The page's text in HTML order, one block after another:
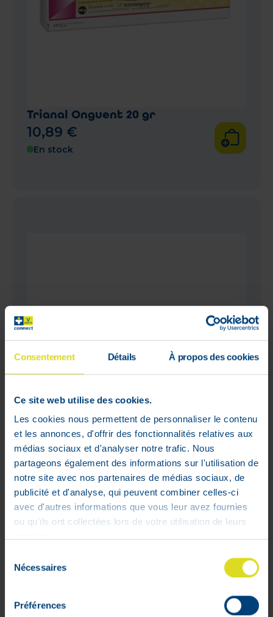
Consentement Détails À propos des cookies
Ce site web utilise des cookies.
Les cookies nous permettent de personnaliser le contenu
et les annonces, d'offrir des fonctionnalités relatives aux
médias sociaux et d'analyser notre trafic. Nous
partageons également des informations sur l'utilisation de
notre site avec nos partenaires de médias sociaux, de
publicité et d'analyse, qui peuvent combiner celles-ci
avec d'autres informations que vous leur avez fournies
ou qu'ils ont collectées lors de votre utilisation de leurs
Nécessaires
Préférences
Trianal Onguent 20 gr
10,89 €
En stock
Scheriproct Onguent 30 g
10,78€
Stock faible
Mon compte